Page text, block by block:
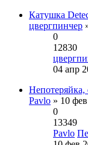
Катушка
цвергпинчер
0
12830
04 апр
Непотеряйка,
Pavlo » 10
0
13349
Pavlo